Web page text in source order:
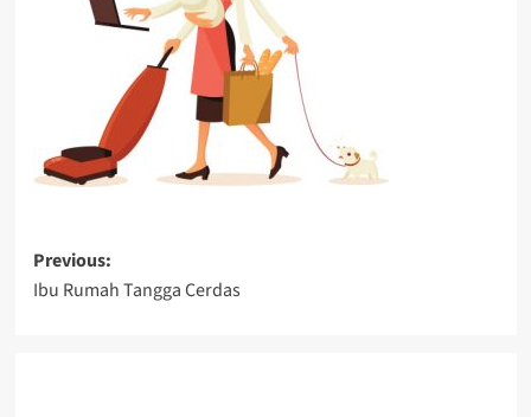
Post
navigation
Previous:
Ibu Rumah Tangga Cerdas